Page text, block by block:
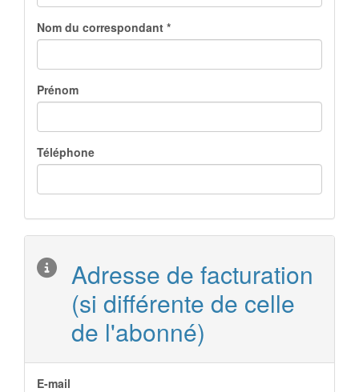
Nom du correspondant *
Prénom
Téléphone
Adresse de facturation
(si différente de celle
de l'abonné)
E-mail